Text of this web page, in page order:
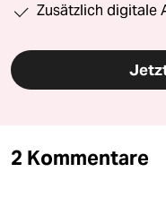
Zusätzlich digitale
2 Kommentare